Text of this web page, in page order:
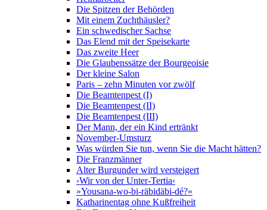
Die Spitzen der Behörden
Mit einem Zuchthäusler?
Ein schwedischer Sachse
Das Elend mit der Speisekarte
Das zweite Heer
Die Glaubenssätze der Bourgeoisie
Der kleine Salon
Paris – zehn Minuten vor zwölf
Die Beamtenpest (I)
Die Beamtenpest (II)
Die Beamtenpest (III)
Der Mann, der ein Kind ertränkt
November-Umsturz
Was würden Sie tun, wenn Sie die Macht hätten?
Die Franzmänner
Alter Burgunder wird versteigert
›Wir von der Unter-Tertia‹
»Yousana-wo-bi-räbidäbi-dé?«
Katharinentag ohne Kußfreiheit